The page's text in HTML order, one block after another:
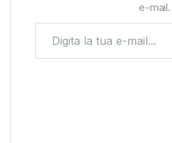
e-mail.